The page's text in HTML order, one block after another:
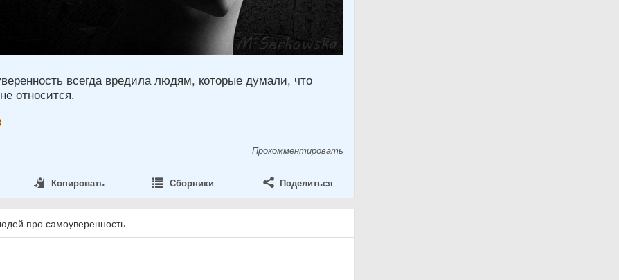
всегда вредила людям, которые думали, что
относится.
Прокомментировать
Копировать Сборники Поделиться
про самоуверенность